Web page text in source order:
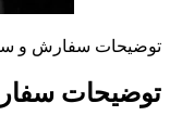
توضیحات سفارش و
توضیحات